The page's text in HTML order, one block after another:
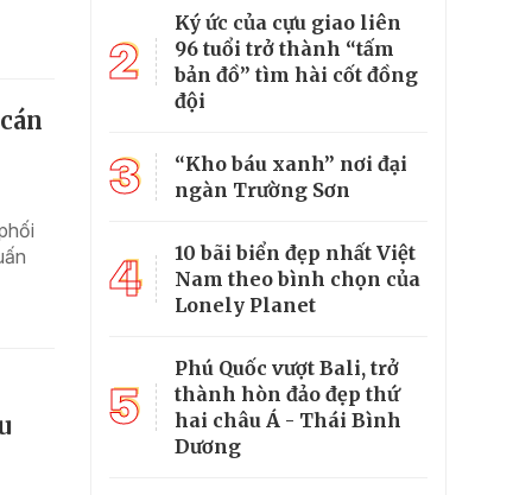
2
Ký ức của cựu giao liên
96 tuổi trở thành “tấm
bản đồ” tìm hài cốt đồng
đội
3
“Kho báu xanh” nơi đại
ngàn Trường Sơn
4
10 bãi biển đẹp nhất Việt
Nam theo bình chọn của
Lonely Planet
5
Phú Quốc vượt Bali, trở
thành hòn đảo đẹp thứ
hai châu Á - Thái Bình
Dương